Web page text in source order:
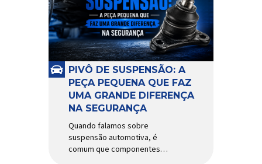
PIVÔ DE SUSPENSÃO: A
PEÇA PEQUENA QUE FAZ
UMA GRANDE DIFERENÇA
NA SEGURANÇA
Quando falamos sobre
suspensão automotiva, é
comum que componentes